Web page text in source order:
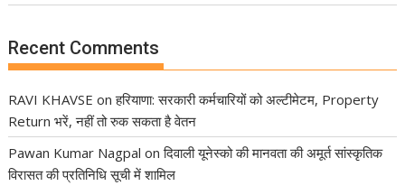
Recent Comments
RAVI KHAVSE onहरियाणा: सरकारी कर्मचारियों को अल्टीमेटम, Property
Return भरें, नहीं तो रुक सकता है वेतन
Pawan Kumar Nagpal onदिवाली यूनेस्को की मानवता की अमूर्त सांस्कृतिक
विरासत की प्रतिनिधि सूची में शामिल